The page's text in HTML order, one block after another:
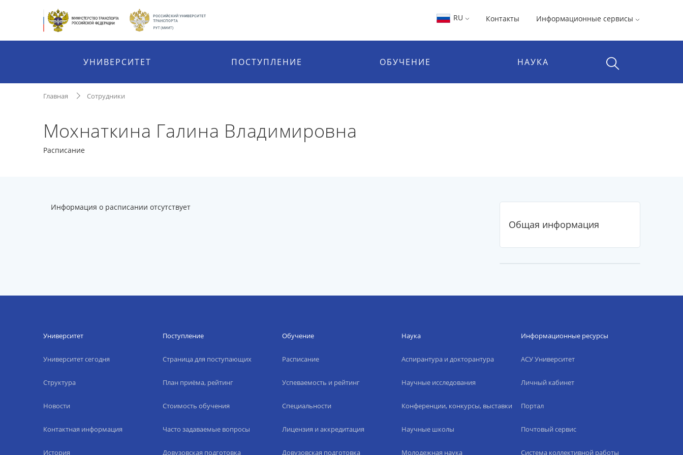
RU Контакты Информационные сервисы
УНИВЕРСИТЕТ ПОСТУПЛЕНИЕ ОБУЧЕНИЕ НАУКА
Главная Сотрудники
Мохнаткина Галина Владимировна
Расписание
Информация о расписании отсутствует
Общая информация
Университет
Университет сегодня
Структура
Новости
Контактная информация
История
Поступление
Страница для поступающих
План приёма, рейтинг
Стоимость обучения
Часто задаваемые вопросы
Довузовская подготовка
Обучение
Расписание
Успеваемость и рейтинг
Специальности
Лицензия и аккредитация
Довузовская подготовка
Наука
Аспирантура и докторантура
Научные исследования
Конференции, конкурсы, выставки
Научные школы
Молодежная наука
Информационные ресурсы
АСУ Университет
Личный кабинет
Портал
Почтовый сервис
Система коллективной работы